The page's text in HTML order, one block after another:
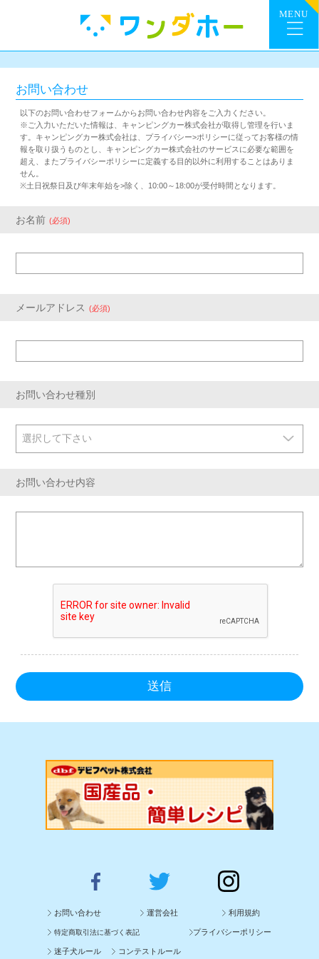
お問い合わせ
以下のお問い合わせフォームからお問い合わせ内容をご入力ください。
※ご入力いただいた情報は、キャンピングカー株式会社が取得し管理を行いま
す。キャンピングカー株式会社は、プライバシー>ポリシーに従ってお客様の情
報を取り扱うものとし、キャンピングカー株式会社のサービスに必要な範囲を
超え、またプライバシーポリシーに定義する目的以外に利用することはありま
せん。
※土日祝祭日及び年末年始を>除く、10:00～18:00が受付時間となります。
お名前 (必須)
メールアドレス (必須)
お問い合わせ種別
お問い合わせ内容
送信
お問い合わせ 運営会社 利用規約
特定商取引法に基づく表記 プライバシーポリシー
迷子犬ルール コンテストルール